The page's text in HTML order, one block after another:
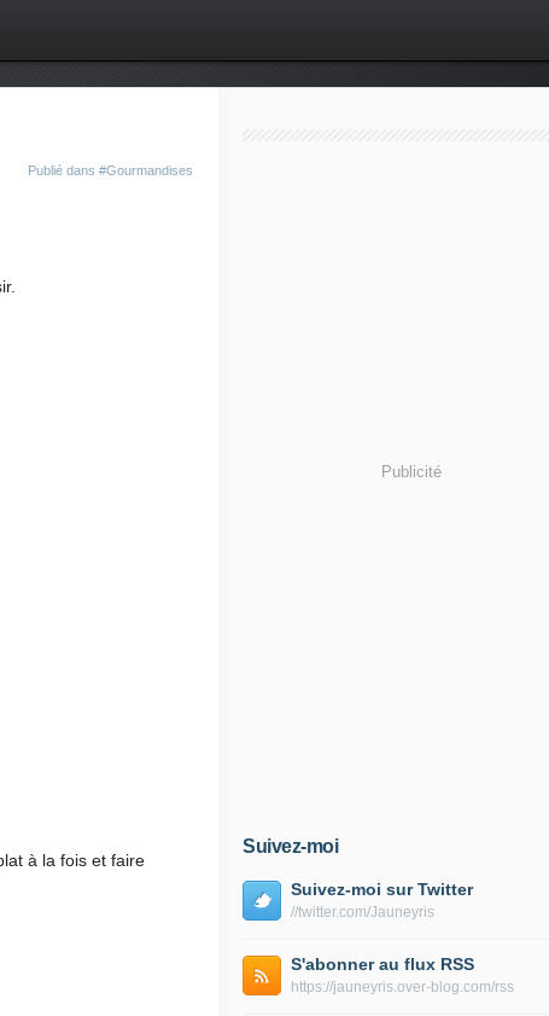
Publié dans #Gourmandises
à la fois et faire
Publicité
Suivez-moi
Suivez-moi sur Twitter
//twitter.com/Jauneyris
S'abonner au flux RSS
https://jauneyris.over-blog.com/rss